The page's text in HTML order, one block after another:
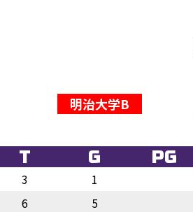
明治大学B
T G PG
3 1
6
5